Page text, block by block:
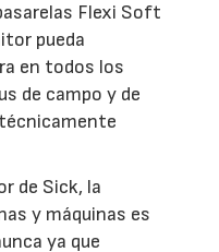
Flexi Soft
pueda
en todos los
de campo y de
de Sick, la
y máquinas es
ya que